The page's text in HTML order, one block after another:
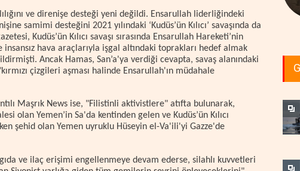
ve direnişe desteği yeni değildi. Ensarullah liderliğindeki
samimi desteğini 2021 yılındaki ‘Kudüs’ün Kılıcı’ savaşında da
Kudüs’ün Kılıcı savaşı sırasında Ensarullah Hareketi’nin
hava araçlarıyla işgal altındaki toprakları hedef almak
Ancak Hamas, San’a'ya verdiği cevapta, savaş alanındaki
çizgileri aşması halinde Ensarullah'ın müdahale
Maşrık News ise, "Filistinli aktivistlere" atıfta bulunarak,
olan Yemen’in Sa'da kentinden gelen ve Kudüs’ün Kılıcı
şehid olan Yemen uyruklu Hüseyin el-Va'ili'yi Gazze'de
gıda ve ilaç erişimi engellenmeye devam ederse, silahlı kuvvetleri